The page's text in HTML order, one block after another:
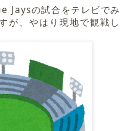
Jaysの試合をテレビでみ
が、やはり現地で観戦し